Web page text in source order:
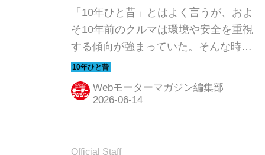
5ドアのグランツーリスモ
だった【10年ひと昔の新
車】
「10年ひと昔」とはよく言うが、およ
そ10年前のクルマは環境や安全を重視
する傾向が強まっていた。そんな時代
のニューモデル試乗記を当時の記事と
写真で紹介していこう。今回は、2013
年にBMW 3シリーズのラインナップに
Webモーターマガジン編集部
Official Staff